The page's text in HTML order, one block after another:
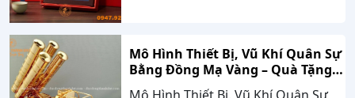
Mô Hình Thiết Bị, Vũ Khí Quân Sự
Bằng Đồng Mạ Vàng – Quà Tặng
Cao Cấp Mang Dấu Ấn Sức Mạnh